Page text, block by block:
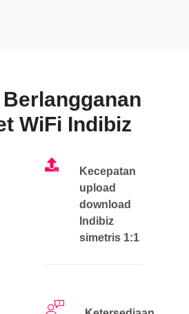
WiFi Indibiz
Kecepatan
upload
download
Indibiz
simetris 1:1